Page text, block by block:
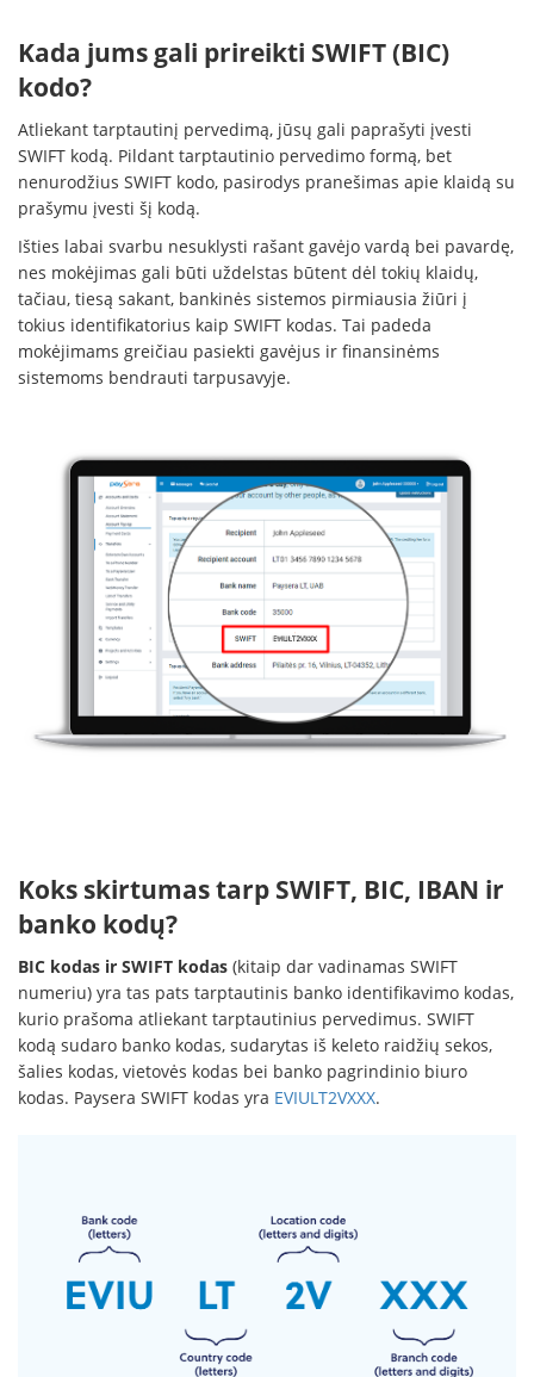
Kada jums gali prireikti SWIFT (BIC)
kodo?
Atliekant tarptautinį pervedimą, jūsų gali paprašyti įvesti
SWIFT kodą. Pildant tarptautinio pervedimo formą, bet
nenurodžius SWIFT kodo, pasirodys pranešimas apie klaidą su
prašymu įvesti šį kodą.
Išties labai svarbu nesuklysti rašant gavėjo vardą bei pavardę,
nes mokėjimas gali būti uždelstas būtent dėl tokių klaidų,
tačiau, tiesą sakant, bankinės sistemos pirmiausia žiūri į
tokius identifikatorius kaip SWIFT kodas. Tai padeda
mokėjimams greičiau pasiekti gavėjus ir finansinėms
sistemoms bendrauti tarpusavyje.
Koks skirtumas tarp SWIFT, BIC, IBAN ir
banko kodų?
BIC kodas ir SWIFT kodas (kitaip dar vadinamas SWIFT
numeriu) yra tas pats tarptautinis banko identifikavimo kodas,
kurio prašoma atliekant tarptautinius pervedimus. SWIFT
kodą sudaro banko kodas, sudarytas iš keleto raidžių sekos,
šalies kodas, vietovės kodas bei banko pagrindinio biuro
kodas. Paysera SWIFT kodas yra EVIULT2VXXX.